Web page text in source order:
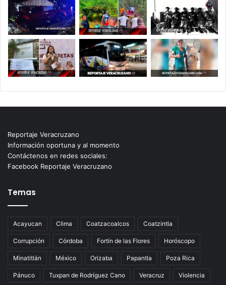
Reportaje Veracruzano
Información oportuna y al momento
Contáctenos en redes sociales:
Facebook Reportaje Veracruzano
Temas
Acayucan Clima Coatzacoalcos Coatzintla
Corrupción Córdoba Fortín de las Flores Horóscopo
Minatitlán México Orizaba Papantla Poza Rica
Pánuco Tuxpan de Rodríguez Cano Veracruz Violencia